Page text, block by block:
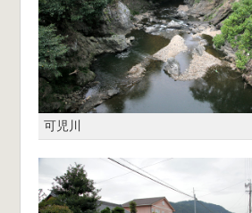
可児川